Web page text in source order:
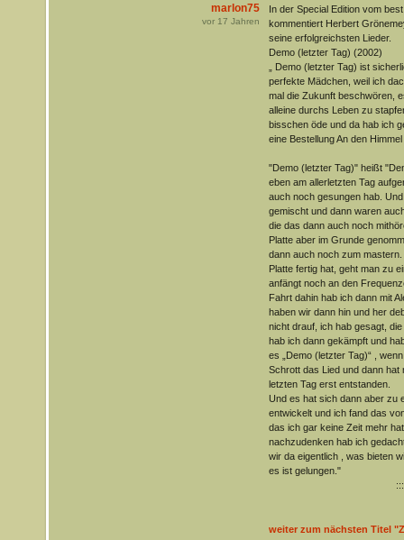
marlon75
vor 17 Jahren
In der Special Edition vom
kommentiert Herbert
seine erfolgreichsten Lieder.
Demo (letzter Tag) (2002)
„ Demo (letzter Tag) ist
perfekte Mädchen, weil ich
mal die Zukunft beschwören,
alleine durchs Leben zu
bisschen öde und da hab ich
eine Bestellung An den
"Demo (letzter Tag)" heißt
eben am allerletzten Tag
auch noch gesungen hab.
gemischt und dann waren
die das dann auch noch
Platte aber im Grunde
dann auch noch zum
Platte fertig hat, geht man zu
anfängt noch an den
Fahrt dahin hab ich dann mit
haben wir dann hin und her
nicht drauf, ich hab gesagt,
hab ich dann gekämpft und
es „Demo (letzter Tag)“ ,
Schrott das Lied und dann
letzten Tag erst entstanden.
Und es hat sich dann aber zu
entwickelt und ich fand das
das ich gar keine Zeit mehr
nachzudenken hab ich
wir da eigentlich , was bieten
es ist gelungen."
weiter zum nächsten Titel